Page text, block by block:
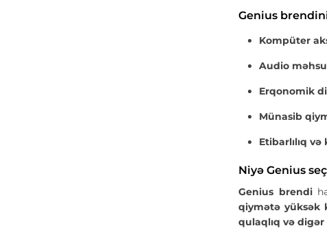
Genius
Kompüter
Audio
Erqonomik
Münasib
Etibarlılıq
Niyə Genius
Genius brendi
qiymətə yüksək
qulaqlıq və